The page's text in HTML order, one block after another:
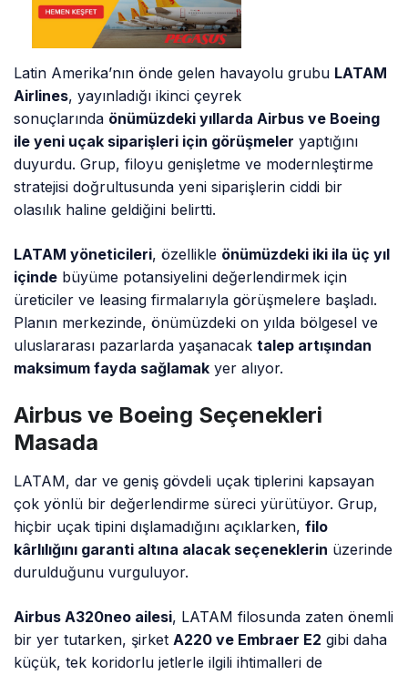
Latin Amerika’nın önde gelen havayolu grubu LATAM
Airlines, yayınladığı ikinci çeyrek
sonuçlarında önümüzdeki yıllarda Airbus ve Boeing
ile yeni uçak siparişleri için görüşmeler yaptığını
duyurdu. Grup, filoyu genişletme ve modernleştirme
stratejisi doğrultusunda yeni siparişlerin ciddi bir
olasılık haline geldiğini belirtti.
LATAM yöneticileri, özellikle önümüzdeki iki ila üç yıl
içinde büyüme potansiyelini değerlendirmek için
üreticiler ve leasing firmalarıyla görüşmelere başladı.
Planın merkezinde, önümüzdeki on yılda bölgesel ve
uluslararası pazarlarda yaşanacaktalep artışından
maksimum fayda sağlamak yer alıyor.
Airbus ve Boeing Seçenekleri
Masada
LATAM, dar ve geniş gövdeli uçak tiplerini kapsayan
çok yönlü bir değerlendirme süreci yürütüyor. Grup,
hiçbir uçak tipini dışlamadığını açıklarken,filo
kârlılığını garanti altına alacak seçeneklerin üzerinde
durulduğunu vurguluyor.
Airbus A320neo ailesi, LATAM filosunda zaten önemli
bir yer tutarken, şirketA220 ve Embraer E2 gibi daha
küçük, tek koridorlu jetlerle ilgili ihtimalleri de